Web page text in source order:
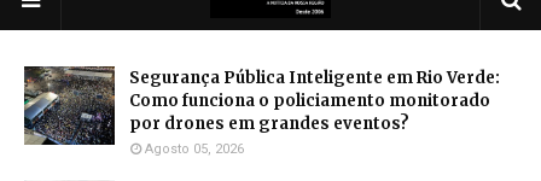
Segurança Pública Inteligente em Rio Verde:
Como funciona o policiamento monitorado
por drones em grandes eventos?
Agosto 05, 2026